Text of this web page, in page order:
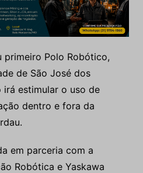
primeiro Polo Robótico,
de São José dos
irá estimular o uso de
dentro e fora da
em parceria com a
Robótica e Yaskawa